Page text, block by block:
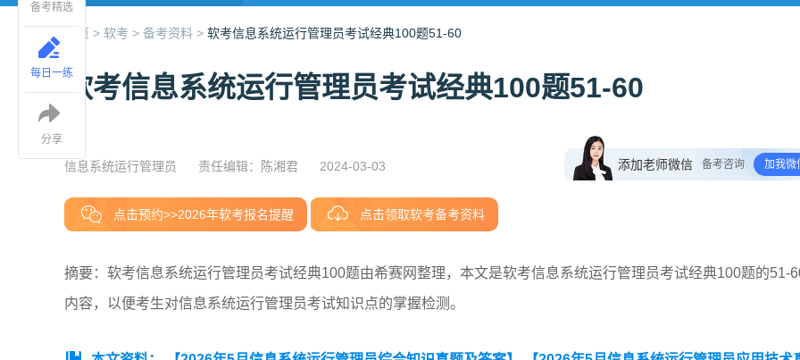
首页 > 软考 > 备考资料 > 软考信息系统运行管理员考试经典100题51-60
软考信息系统运行管理员考试经典100题51-60
信息系统运行管理员 责任编辑：陈湘君 2024-03-03 添加老师微信 备考咨询 加我微
点击预约>>2026年软考报名提醒 点击领取软考备考资料
摘要：软考信息系统运行管理员考试经典100题由希赛网整理，本文是软考信息系统运行管理员考试经典100题的51-
内容，以便考生对信息系统运行管理员考试知识点的掌握检测。
备考精选
每日一练
分享